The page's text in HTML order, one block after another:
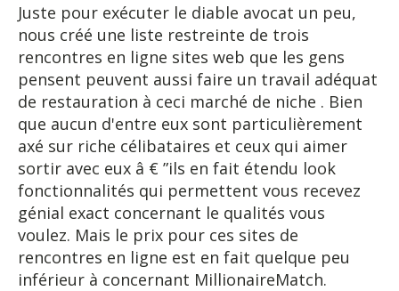
Juste pour exécuter le diable avocat un peu,
nous créé une liste restreinte de trois
rencontres en ligne sites web que les gens
pensent peuvent aussi faire un travail adéquat
de restauration à ceci marché de niche . Bien
que aucun d'entre eux sont particulièrement
axé sur riche célibataires et ceux qui aimer
sortir avec eux â € ”ils en fait étendu look
fonctionnalités qui permettent vous recevez
génial exact concernant le qualités vous
voulez. Mais le prix pour ces sites de
rencontres en ligne est en fait quelque peu
inférieur à concernant MillionaireMatch.